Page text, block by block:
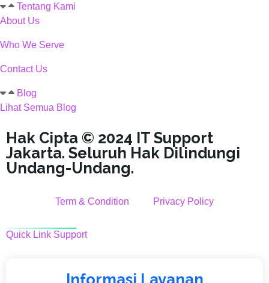
Tentang Kami
About Us
Who We Serve
Contact Us
Blog
Lihat Semua Blog
Hak Cipta © 2024 IT Support
Jakarta. Seluruh Hak Dilindungi
Undang-Undang.
Term & Condition Privacy Policy
Quick Link Support
Informasi Layanan